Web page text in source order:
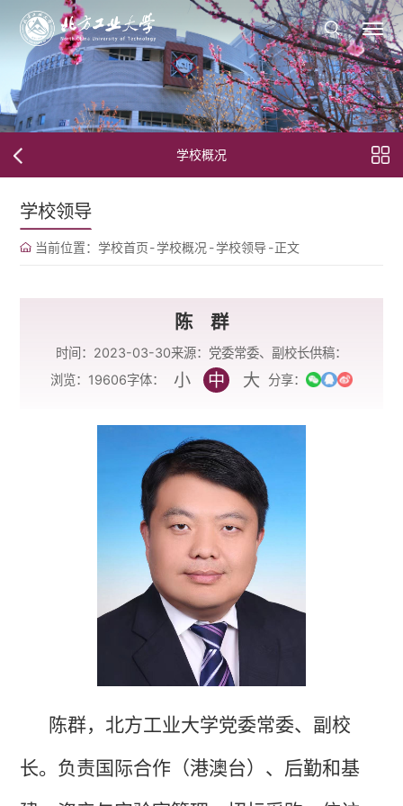
学校概况
学校领导
当前位置： 学校首页-学校概况 -学校领导-正文
陈 群
时间：2023-03-30来源：党委常委、副校长供稿：
浏览： 19606字体： 小 中 大 分享：
陈群，北方工业大学党委常委、副校
长。 负责国际合作（港澳台）、后勤和基